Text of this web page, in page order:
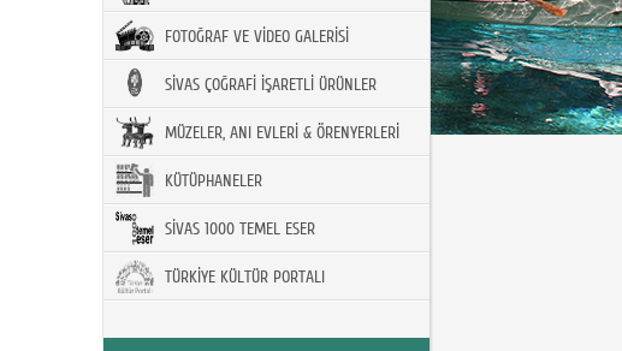
FOTOĞRAF VE VİDEO GALERİSİ
SİVAS ÇOĞRAFİ İŞARETLİ ÜRÜNLER
MÜZELER, ANI EVLERİ & ÖRENYERLERİ
KÜTÜPHANELER
SİVAS 1000 TEMEL ESER
TÜRKİYE KÜLTÜR PORTALI